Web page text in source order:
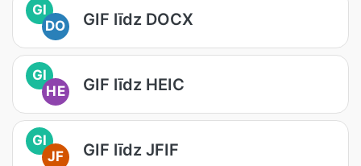
GI
DO
GIF līdz DOCX
GI
HE
GIF līdz HEIC
GI
JF
GIF līdz JFIF